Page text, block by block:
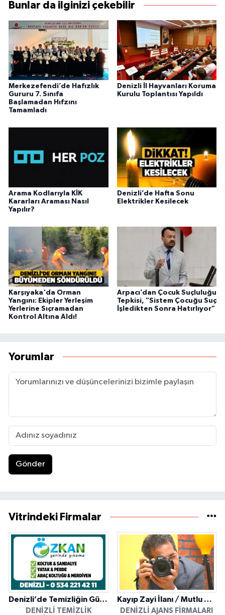
Bunlar da ilginizi çekebilir
Merkezefendi’de Hafızlık
Gururu 7. Sınıfa
Başlamadan Hıfzını
Tamamladı
Denizli İl Hayvanları Koruma
Kurulu Toplantısı Yapıldı
Arama Kodlarıyla KİK
Kararları Araması Nasıl
Yapılır?
Denizli’de Hafta Sonu
Elektrikler Kesilecek
Karşıyaka'da Orman
Yangını: Ekipler Yerleşim
Yerlerine Sıçramadan
Kontrol Altına Aldı!
Arpacı’dan Çocuk Suçluluğu
Tepkisi, "Sistem Çocuğu Suç
İşledikten Sonra Hatırlıyor"
Yorumlar
Gönder
Vitrindeki Firmalar
Denizli’de Temizliğin Güvenilir Adresi: Özkan Yerinde Yıkama
DENIZLI TEMIZLIK
Kayıp Zayi İlanı / Mutlu Ajans / Denizli
DENIZLI AJANS FIRMALARI